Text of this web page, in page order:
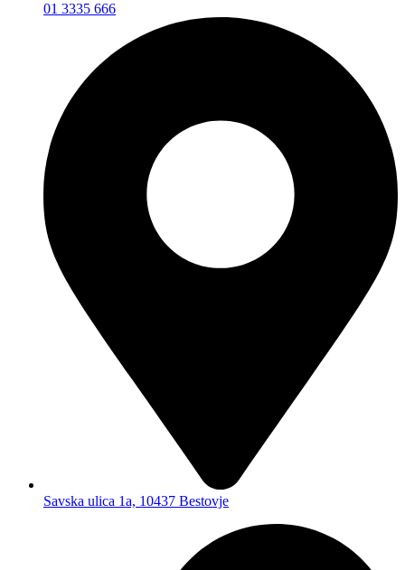
01 3335 666
Savska ulica 1a, 10437 Bestovje